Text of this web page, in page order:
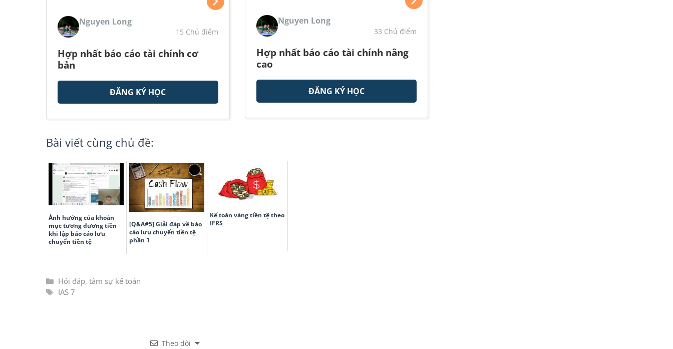
Nguyen Long
15 Chủ điểm
Hợp nhất báo cáo tài chính cơ
bản
ĐĂNG KÝ HỌC
Nguyen Long
33 Chủ điểm
Hợp nhất báo cáo tài chính nâng
cao
ĐĂNG KÝ HỌC
Bài viết cùng chủ đề:
Ảnh hưởng của khoản
mục tương đương tiền
khi lập báo cáo lưu
chuyển tiền tệ
[Q&A#5] Giải đáp về báo
cáo lưu chuyển tiền tệ
phần 1
Kế toán vàng tiền tệ theo
IFRS
Hỏi đáp, tâm sự kế toán
IAS 7
Theo dõi